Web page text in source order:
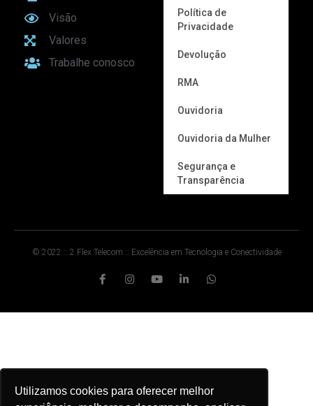
Utilizamos cookies para oferecer melhor
Visão
Valores
Trabalhe conosco
Política de
Privacidade
Devolução
RMA
Ouvidoria
Ouvidoria da Mulher
Segurança e
Transparência
© 2022 :: 2 Flex Telecom :: Excelência em Tecnologia e Conectividade